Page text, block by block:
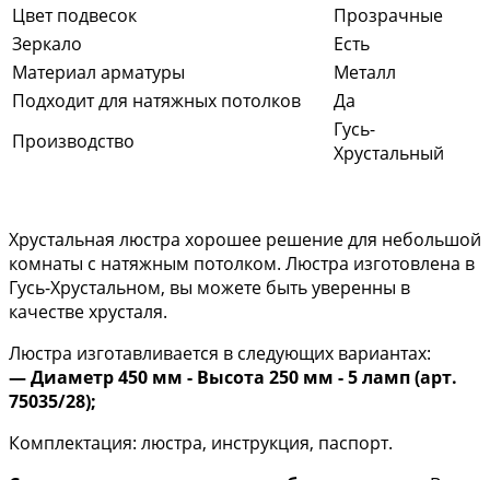
Цвет подвесок
Прозрачные
Зеркало
Есть
Материал арматуры
Металл
Подходит для натяжных потолков
Да
Производство
Гусь-
Хрустальный
Хрустальная люстра хорошее решение для небольшой
комнаты с натяжным потолком. Люстра изготовлена в
Гусь-Хрустальном, вы можете быть уверенны в
качестве хрусталя.
Люстра изготавливается в следующих вариантах:
— Диаметр 450 мм - Высота 250 мм - 5 ламп (арт.
75035/28);
Комплектация: люстра, инструкция, паспорт.